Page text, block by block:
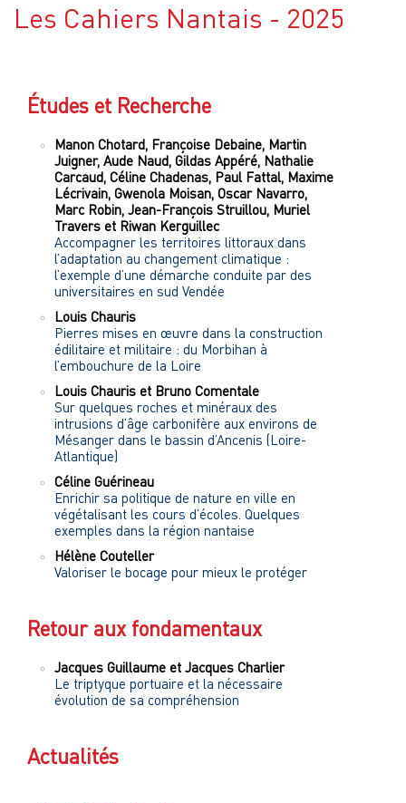
Les Cahiers Nantais - 2025
Études et Recherche
Manon Chotard, Françoise Debaine, Martin
Juigner, Aude Naud, Gildas Appéré, Nathalie
Carcaud, Céline Chadenas, Paul Fattal, Maxime
Lécrivain, Gwenola Moisan, Oscar Navarro,
Marc Robin, Jean-François Struillou, Muriel
Travers et Riwan Kerguillec
Accompagner les territoires littoraux dans
l’adaptation au changement climatique :
l’exemple d’une démarche conduite par des
universitaires en sud Vendée
Louis Chauris
Pierres mises en œuvre dans la construction
édilitaire et militaire : du Morbihan à
l’embouchure de la Loire
Louis Chauris et Bruno Comentale
Sur quelques roches et minéraux des
intrusions d’âge carbonifère aux environs de
Mésanger dans le bassin d’Ancenis (Loire-
Atlantique)
Céline Guérineau
Enrichir sa politique de nature en ville en
végétalisant les cours d’écoles. Quelques
exemples dans la région nantaise
Hélène Couteller
Valoriser le bocage pour mieux le protéger
Retour aux fondamentaux
Jacques Guillaume et Jacques Charlier
Le triptyque portuaire et la nécessaire
évolution de sa compréhension
Actualités